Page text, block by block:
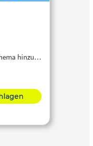
hinzu…